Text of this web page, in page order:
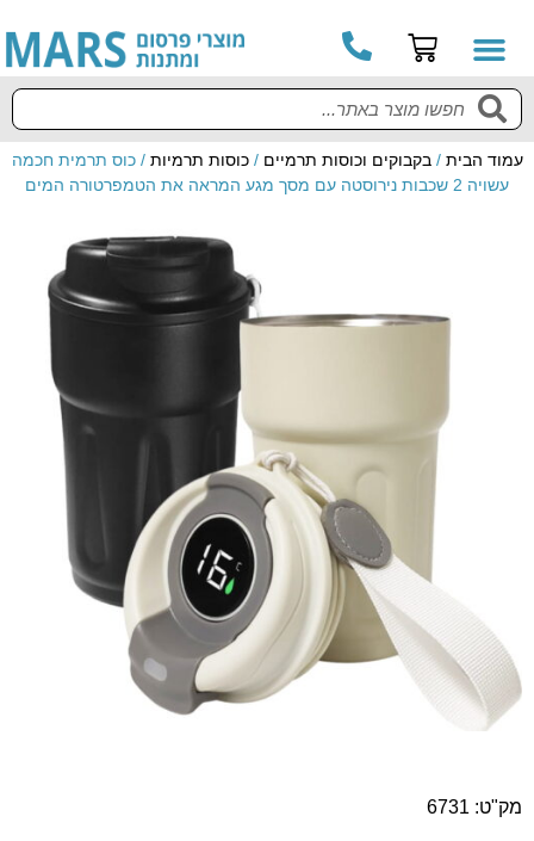
עמוד הבית /בקבוקים וכוסות תרמיים /כוסות תרמיות / כוס תרמית חכמה
עשויה 2 שכבות נירוסטה עם מסך מגע המראה את הטמפרטורה המים
מק"ט: 6731